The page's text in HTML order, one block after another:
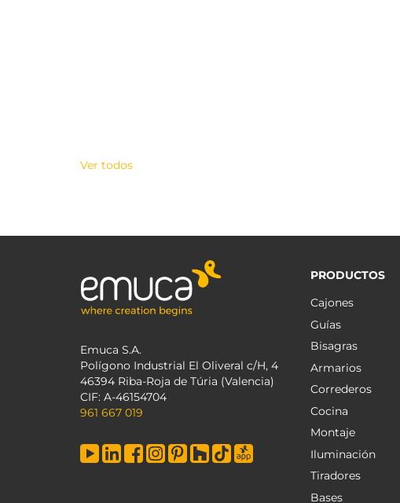
Ver todos
Emuca S.A.
Polígono Industrial El Oliveral c/H, 4
46394 Riba-Roja de Túria (Valencia)
CIF: A-46154704
961 667 019
PRODUCTOS
Cajones
Guías
Bisagras
Armarios
Correderos
Cocina
Montaje
Iluminación
Tiradores
Bases